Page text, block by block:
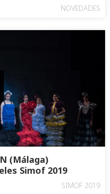
NOVEDADES
(Málaga)
Simof 2019
SIMOF 2019